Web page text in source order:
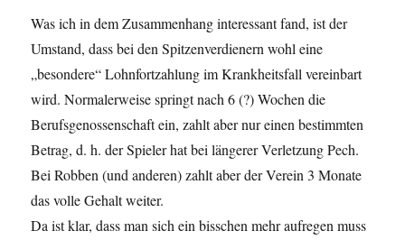
Was ich in dem Zusammenhang interessant fand, ist der
Umstand, dass bei den Spitzenverdienern wohl eine
„besondere“ Lohnfortzahlung im Krankheitsfall vereinbart
wird. Normalerweise springt nach 6 (?) Wochen die
Berufsgenossenschaft ein, zahlt aber nur einen bestimmten
Betrag, d. h. der Spieler hat bei längerer Verletzung Pech.
Bei Robben (und anderen) zahlt aber der Verein 3 Monate
das volle Gehalt weiter.
Da ist klar, dass man sich ein bisschen mehr aufregen muss